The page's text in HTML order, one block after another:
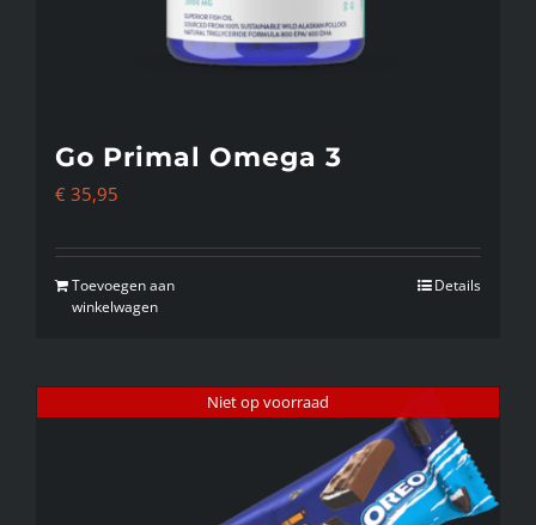
Go Primal Omega 3
€ 35,95
Toevoegen aan
winkelwagen
Details
Niet op voorraad